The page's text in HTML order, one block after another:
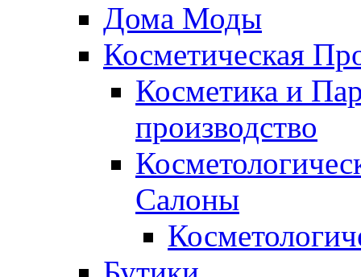
Дома Моды
Косметическая
Косметика и
производство
Салоны